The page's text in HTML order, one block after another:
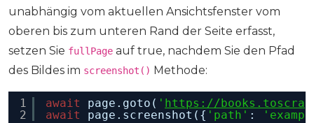
unabhängig vom aktuellen Ansichtsfenster vom
oberen bis zum unteren Rand der Seite erfasst,
setzen Sie fullPage auf true, nachdem Sie den Pfad
des Bildes im screenshot() Methode:
1
2
await page.goto( ' https://
await
page.screenshot({ 'path' :